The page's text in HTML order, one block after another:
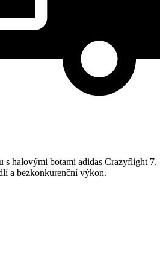
s halovými botami adidas Crazyflight 7,
a bezkonkurenční výkon.